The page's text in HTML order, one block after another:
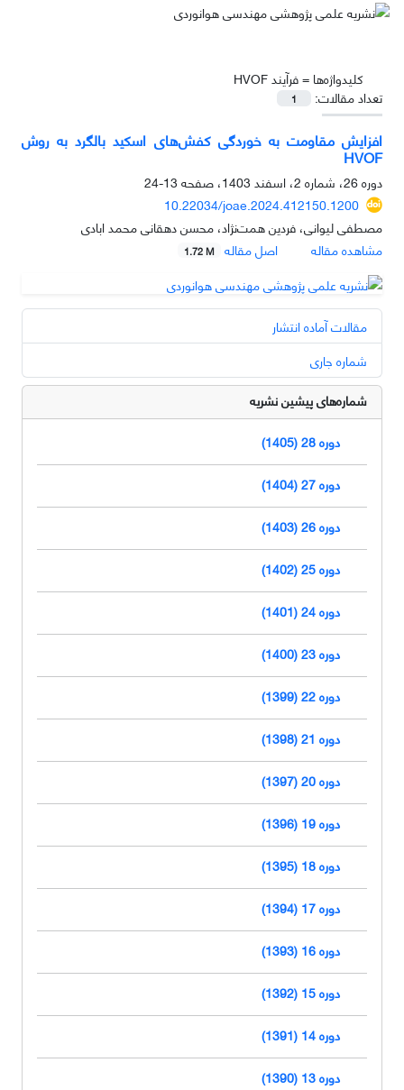
کلیدواژه‌ها =فرآیند HVOF
تعداد مقالات:
1
افزایش مقاومت به خوردگی کفش‌های اسکید بالگرد به روش
HVOF
دوره 26، شماره 2، اسفند 1403، صفحه
13-24
10.22034/joae.2024.412150.1200
مصطفی لیوانی، فردین همت‌نژاد، محسن دهقانی محمد ابادی
مشاهده مقاله
اصل مقاله 1.72 M
مقالات آماده انتشار
شماره جاری
شماره‌های پیشین نشریه
دوره 28 (1405)
دوره 27 (1404)
دوره 26 (1403)
دوره 25 (1402)
دوره 24 (1401)
دوره 23 (1400)
دوره 22 (1399)
دوره 21 (1398)
دوره 20 (1397)
دوره 19 (1396)
دوره 18 (1395)
دوره 17 (1394)
دوره 16 (1393)
دوره 15 (1392)
دوره 14 (1391)
دوره 13 (1390)